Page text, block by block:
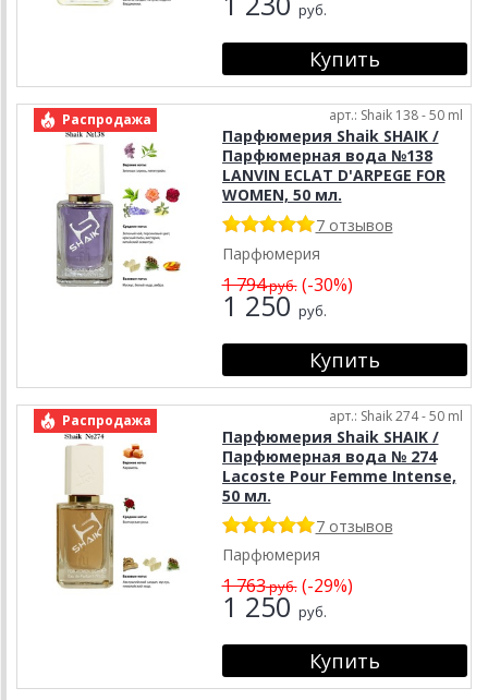
руб.
Распродажа арт.: Shaik 138 - 50 ml
Парфюмерия Shaik SHAIK /
Парфюмерная вода №138
LANVIN ECLAT D'ARPEGE FOR
WOMEN, 50 мл.
7 отзывов
Парфюмерия
1 794руб.(-30%)
1 250 руб.
Распродажа арт.: Shaik 274 - 50 ml
Парфюмерия Shaik SHAIK /
Парфюмерная вода № 274
Lacoste Pour Femme Intense,
50 мл.
7 отзывов
Парфюмерия
1 763руб.(-29%)
1 250 руб.